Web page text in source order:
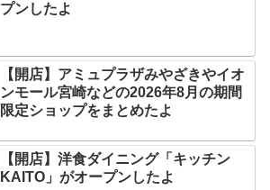
プンしたよ
【開店】アミュプラザみやざきやイオ
ンモール宮崎などの2026年8月の期間
限定ショップをまとめたよ
【開店】洋食ダイニング「キッチン
KAITO」がオープンしたよ